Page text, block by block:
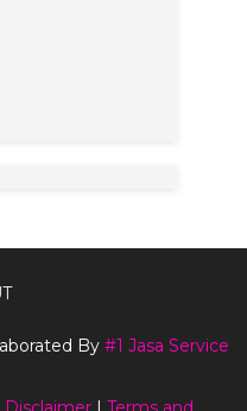
By #1 Jasa Service